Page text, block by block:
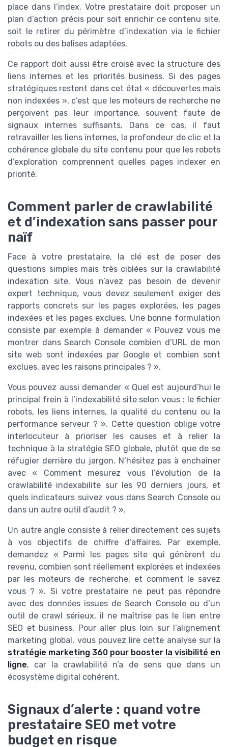
place dans l’index. Votre prestataire doit proposer un
plan d’action précis pour soit enrichir ce contenu site,
soit le retirer du périmètre d’indexation via le fichier
robots ou des balises adaptées.
Ce rapport doit aussi être croisé avec la structure des
liens internes et les priorités business. Si des pages
stratégiques restent dans cet état « découvertes mais
non indexées », c’est que les moteurs de recherche ne
perçoivent pas leur importance, souvent faute de
signaux internes suffisants. Dans ce cas, il faut
retravailler les liens internes, la profondeur de clic et la
cohérence globale du site contenu pour que les robots
d’exploration comprennent quelles pages indexer en
priorité.
Comment parler de crawlabilité
et d’indexation sans passer pour
naïf
Face à votre prestataire, la clé est de poser des
questions simples mais très ciblées sur la crawlabilité
indexation site. Vous n’avez pas besoin de devenir
expert technique, vous devez seulement exiger des
rapports concrets sur les pages explorées, les pages
indexées et les pages exclues. Une bonne formulation
consiste par exemple à demander « Pouvez vous me
montrer dans Search Console combien d’URL de mon
site web sont indexées par Google et combien sont
exclues, avec les raisons principales ? ».
Vous pouvez aussi demander « Quel est aujourd’hui le
principal frein à l’indexabilité site selon vous : le fichier
robots, les liens internes, la qualité du contenu ou la
performance serveur ? ». Cette question oblige votre
interlocuteur à prioriser les causes et à relier la
technique à la stratégie SEO globale, plutôt que de se
réfugier derrière du jargon. N’hésitez pas à enchaîner
avec « Comment mesurez vous l’évolution de la
crawlabilité indexabilite sur les 90 derniers jours, et
quels indicateurs suivez vous dans Search Console ou
dans un autre outil d’audit ? ».
Un autre angle consiste à relier directement ces sujets
à vos objectifs de chiffre d’affaires. Par exemple,
demandez « Parmi les pages site qui génèrent du
revenu, combien sont réellement explorées et indexées
par les moteurs de recherche, et comment le savez
vous ? ». Si votre prestataire ne peut pas répondre
avec des données issues de Search Console ou d’un
outil de crawl sérieux, il ne maîtrise pas le lien entre
SEO et business. Pour aller plus loin sur l’alignement
marketing global, vous pouvez lire cette analyse sur la
stratégie marketing 360 pour booster la visibilité en
ligne, car la crawlabilité n’a de sens que dans un
écosystème digital cohérent.
Signaux d’alerte : quand votre
prestataire SEO met votre
budget en risque